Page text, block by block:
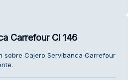
Carrefour Cl 146
sobre Cajero Servibanca Carrefour